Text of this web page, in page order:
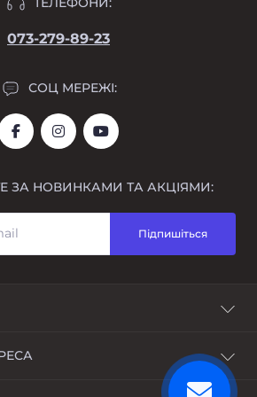
073-279-89-23
СОЦ МЕРЕЖІ:
ЗА НОВИНКАМИ ТА АКЦІЯМИ:
Підпишіться
Дніпропетровська область